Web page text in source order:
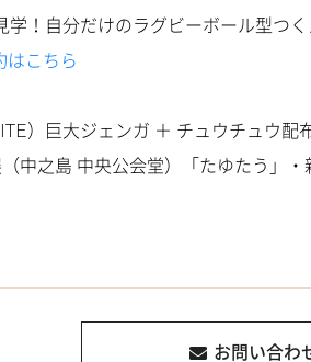
！自分だけのラグビーボール型つ
はこちら
）巨大ジェンガ ＋ チュウチュウ配
中之島 中央公会堂）「たゆたう」・
お問い合わ